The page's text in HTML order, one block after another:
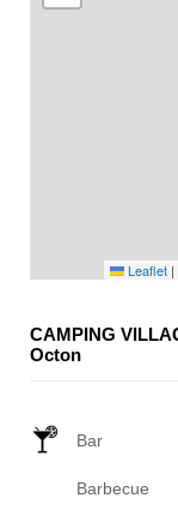
Leaflet |
CAMPING
Octon
Bar
Barbecue